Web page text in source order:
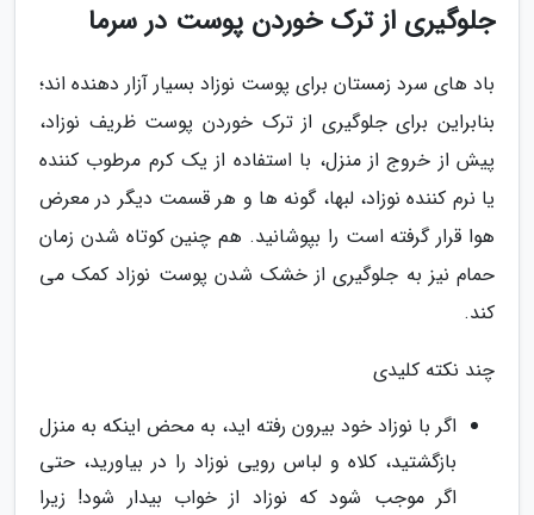
جلوگیری از ترک خوردن پوست در سرما
باد های سرد زمستان برای پوست نوزاد بسیار آزار دهنده اند؛
بنابراین برای جلوگیری از ترک خوردن پوست ظریف نوزاد،
پیش از خروج از منزل، با استفاده از یک کرم مرطوب کننده
یا نرم کننده نوزاد، لبها، گونه ها و هر قسمت دیگر در معرض
هوا قرار گرفته است را بپوشانید. هم چنین کوتاه شدن زمان
حمام نیز به جلوگیری از خشک شدن پوست نوزاد کمک می
کند.
چند نکته کلیدی
اگر با نوزاد خود بیرون رفته اید، به محض اینکه به منزل
بازگشتید، کلاه و لباس رویی نوزاد را در بیاورید، حتی
اگر موجب شود که نوزاد از خواب بیدار شود! زیرا